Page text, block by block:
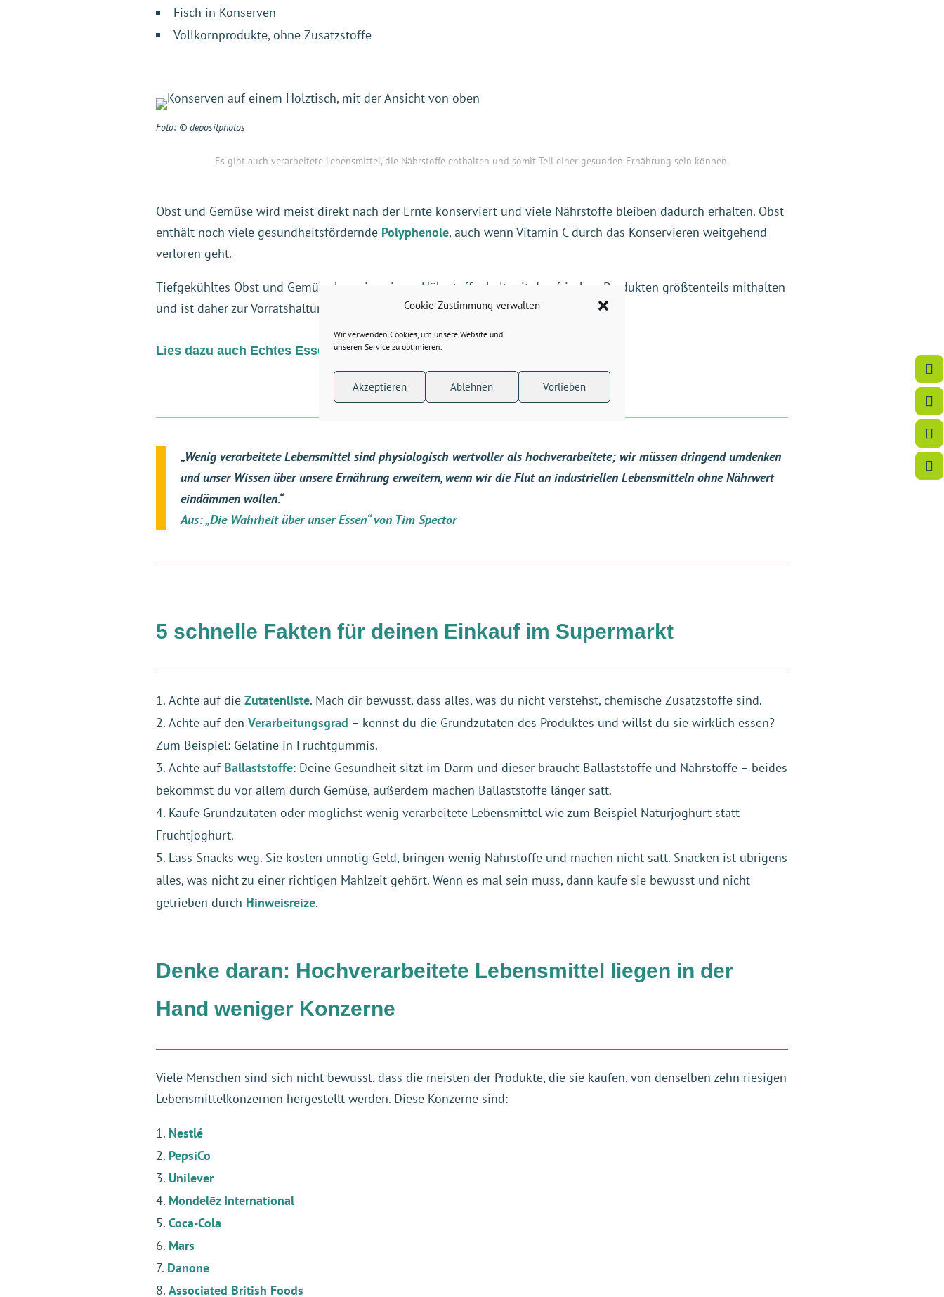
Cookie-Zustimmung verwalten
Wir verwenden Cookies, um unsere Website und
unseren Service zu optimieren.
Akzeptieren Ablehnen Vorlieben
Fisch in Konserven
Vollkornprodukte, ohne Zusatzstoffe
Foto: © depositphotos
Es gibt auch verarbeitete Lebensmittel, die Nährstoffe enthalten und somit Teil einer gesunden Ernährung sein können.
Obst und Gemüse wird meist direkt nach der Ernte konserviert und viele Nährstoffe bleiben dadurch erhalten. Obst
enthält noch viele gesundheitsfördernde Polyphenole, auch wenn Vitamin C durch das Konservieren weitgehend
verloren geht.
Tiefgekühltes Obst und Gemüse kann in seinem Nährstoffgehalt mit den frischen Produkten größtenteils mithalten
und ist daher zur Vorratshaltung durchaus zu empfehlen.
Lies dazu auch Echtes Essen versus Junkfood, Fast Food und Streetfood
„Wenig verarbeitete Lebensmittel sind physiologisch wertvoller als hochverarbeitete; wir müssen dringend umdenken
und unser Wissen über unsere Ernährung erweitern, wenn wir die Flut an industriellen Lebensmitteln ohne Nährwert
eindämmen wollen.“
Aus: „Die Wahrheit über unser Essen“ von Tim Spector
5 schnelle Fakten für deinen Einkauf im Supermarkt
Achte auf die Zutatenliste. Mach dir bewusst, dass alles, was du nicht verstehst, chemische Zusatzstoffe sind.
Achte auf den Verarbeitungsgrad – kennst du die Grundzutaten des Produktes und willst du sie wirklich essen?
Zum Beispiel: Gelatine in Fruchtgummis.
Achte auf Ballaststoffe: Deine Gesundheit sitzt im Darm und dieser braucht Ballaststoffe und Nährstoffe – beides
bekommst du vor allem durch Gemüse, außerdem machen Ballaststoffe länger satt.
Kaufe Grundzutaten oder möglichst wenig verarbeitete Lebensmittel wie zum Beispiel Naturjoghurt statt
Fruchtjoghurt.
Lass Snacks weg. Sie kosten unnötig Geld, bringen wenig Nährstoffe und machen nicht satt. Snacken ist übrigens
alles, was nicht zu einer richtigen Mahlzeit gehört. Wenn es mal sein muss, dann kaufe sie bewusst und nicht
getrieben durch Hinweisreize.
Denke daran: Hochverarbeitete Lebensmittel liegen in der
Hand weniger Konzerne
Viele Menschen sind sich nicht bewusst, dass die meisten der Produkte, die sie kaufen, von denselben zehn riesigen
Lebensmittelkonzernen hergestellt werden. Diese Konzerne sind:
Nestlé
PepsiCo
Unilever
Mondelēz International
Coca-Cola
Mars
Danone
Associated British Foods